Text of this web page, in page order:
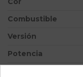
Combustible
Versión
Potencia